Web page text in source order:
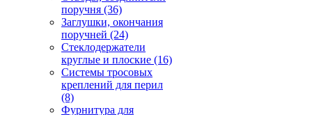
поручня (36)
Заглушки, окончания
поручней (24)
Стеклодержатели
круглые и плоские (16)
Системы тросовых
креплений для перил
(8)
Фурнитура для